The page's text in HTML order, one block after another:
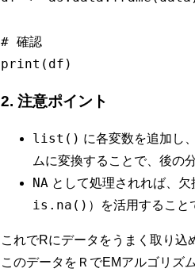
# 確認
2. 注意ポイント
list() に各変数を追加し
ムに変換することで、後の
NA として処理されれば、
is.na() ）を活用すること
これでRにデータをうまく取り込
このデータをＲでEMアルゴリズ